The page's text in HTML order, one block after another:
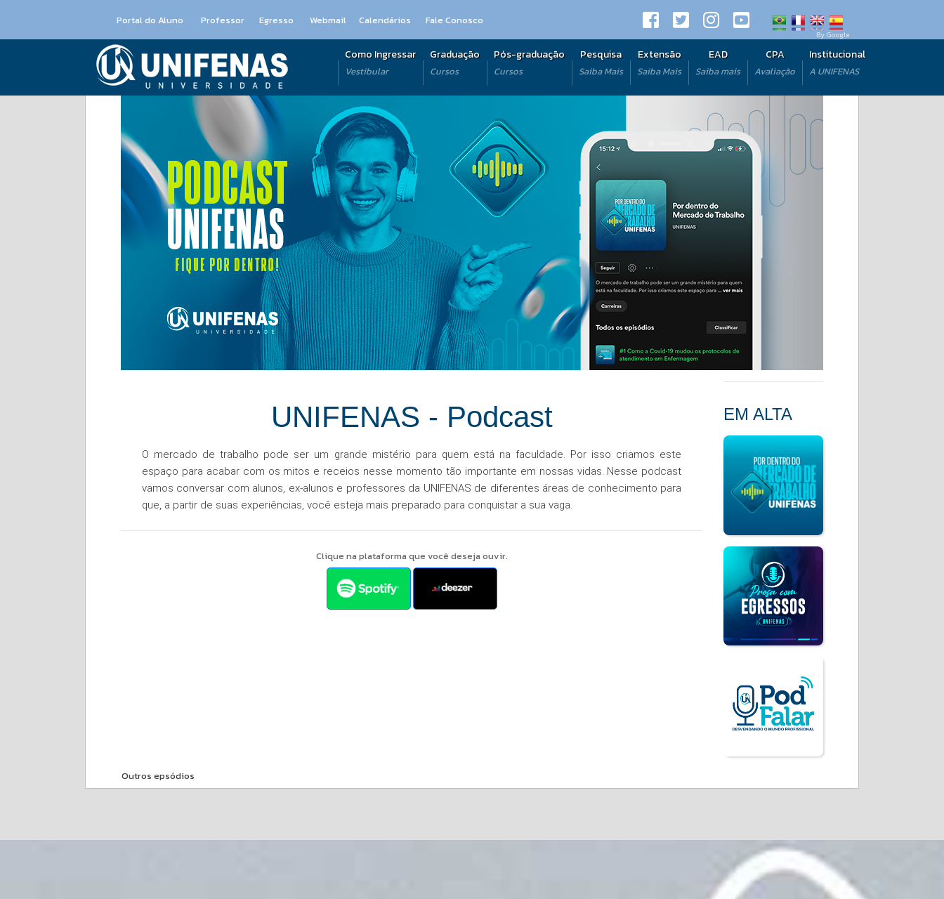
Portal do Aluno Professor Egresso Webmail Calendários Fale Conosco
By Google
Como Ingressar
Vestibular
Graduação
Cursos
Pós-graduação
Cursos
Pesquisa
Saiba Mais
Extensão
Saiba Mais
EAD
Saiba mais
CPA
Avaliação
Institucional
A UNIFENAS
UNIFENAS - Podcast
O mercado de trabalho pode ser um grande mistério para quem está na faculdade. Por isso criamos este
espaço para acabar com os mitos e receios nesse momento tão importante em nossas vidas. Nesse podcast
vamos conversar com alunos, ex-alunos e professores da UNIFENAS de diferentes áreas de conhecimento para
que, a partir de suas experiências, você esteja mais preparado para conquistar a sua vaga.
Clique na plataforma que você deseja ouvir.
EM ALTA
Outros epsódios